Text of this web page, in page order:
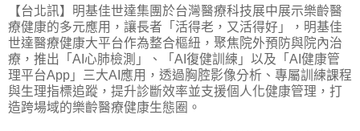
【台北訊】明基佳世達集團於台灣醫療科技展中展示樂齡醫
療健康的多元應用，讓長者「活得老，又活得好」，明基佳
世達醫療健康大平台作為整合樞紐，聚焦院外預防與院內治
療，推出「AI心肺檢測」、「AI復健訓練」以及「AI健康管
理平台App」三大AI應用，透過胸腔影像分析、專屬訓練課程
與生理指標追蹤，提升診斷效率並支援個人化健康管理，打
造跨場域的樂齡醫療健康生態圈。